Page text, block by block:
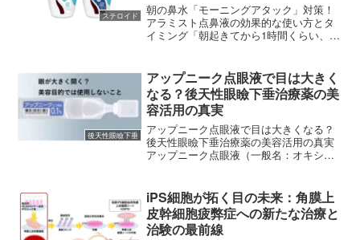
ステロイド
朝の鼻水「モーニングアタック」対策！
アラミスト点鼻液の効果的な使い方とタ
イミング「朝起きてから1時間くらい、な
いつ使うのが正解？」花粉症やダストア
レルギー（通称：通年性...
後天性眼瞼下垂
アップニーク点眼液で目は大きく
なる？後天性眼瞼下垂治療薬の美
容活用の真実
アップニーク点眼液で目は大きくなる？
後天性眼瞼下垂治療薬の美容活用の真実
アップニーク点眼液（一般名：オキシメ
すい）」の治療薬として承認を受けた画
期的な点眼薬です。近年、...
iPS細胞が拓く目の未来：角膜上
皮幹細胞疲弊症への新たな治療と
治験の最前線